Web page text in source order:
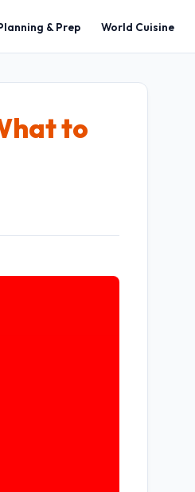
& Prep World Cuisine
to